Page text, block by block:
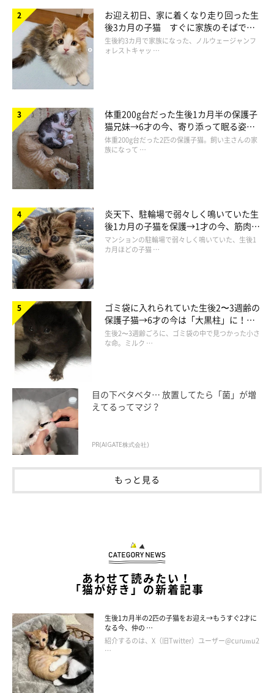
お迎え初日、家に着くなり走り回った生
後3カ月の子猫 すぐに家族のそばで落
ち着く姿に「迎えてよかった」
生後約3カ月で家族になった、ノルウェージャンフ
ォレストキャッ …
体重200g台だった生後1カ月半の保護子
猫兄妹→6才の今、寄り添って眠る姿に
ほっこり！
体重200g台だった2匹の保護子猫。飼い主さんの家
族になって …
炎天下、駐輪場で弱々しく鳴いていた生
後1カ月の子猫を保護→1才の今、筋肉質
でツンデレなコに成長
マンションの駐輪場で弱々しく鳴いていた、生後1
カ月ほどの子猫 …
ゴミ袋に入れられていた生後2〜3週齢の
保護子猫→6才の今は「大黒柱」に！
美しい黒猫に成長した姿にグッとくる
生後2〜3週齢ごろに、ゴミ袋の中で見つかった小さ
な命。ミルク …
目の下ベタベタ… 放置してたら「菌」が増
えてるってマジ？
PR(AIGATE株式会社)
もっと見る
あわせて読みたい！
「猫が好き」の新着記事
生後1カ月半の2匹の子猫をお迎え→もうすぐ2才に
なる今、仲の …
紹介するのは、X（旧Twitter）ユーザー@curumu2
…